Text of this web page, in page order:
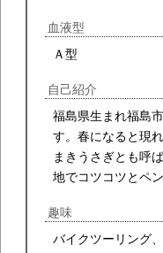
血液型
Ａ型
自己紹介
福島県生まれ福島
す。春になると現
まきうさぎとも呼
地でコツコツとペ
趣味
バイクツーリング